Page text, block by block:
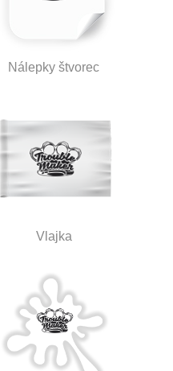
Nálepky štvorec
Vlajka